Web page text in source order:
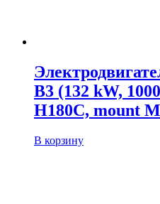
IP55)
B3 (132 kW,
H180C, mount
В корзину